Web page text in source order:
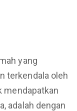
yang
terkendala oleh
mendapatkan
adalah dengan